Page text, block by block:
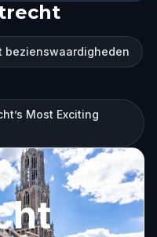
bezienswaardigheden
Most Exciting